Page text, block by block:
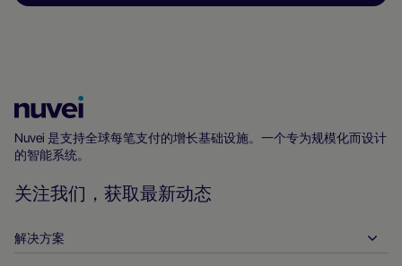
主
Nuvei 是支持全球每笔支付的增长基础设施。一个专为规模化而设计
的智能系统。
关注我们，获取最新动态
解决方案